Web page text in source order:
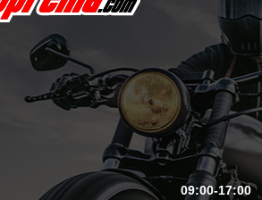
09:00-17:00